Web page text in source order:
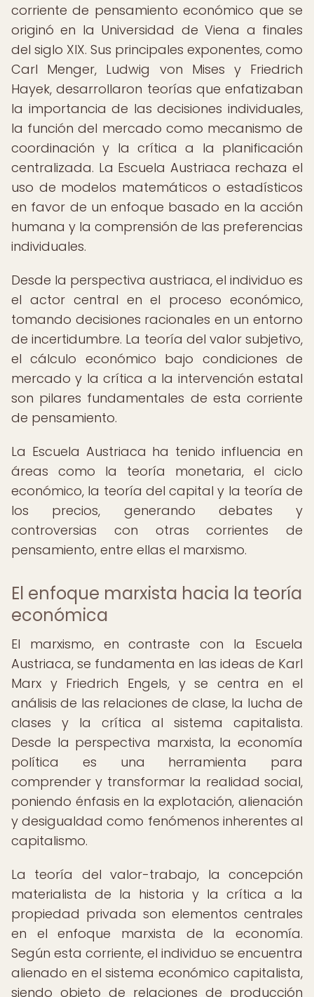
corriente de pensamiento económico que se
originó en la Universidad de Viena a finales
del siglo XIX. Sus principales exponentes, como
Carl Menger, Ludwig von Mises y Friedrich
Hayek, desarrollaron teorías que enfatizaban
la importancia de las decisiones individuales,
la función del mercado como mecanismo de
coordinación y la crítica a la planificación
centralizada. La Escuela Austriaca rechaza el
uso de modelos matemáticos o estadísticos
en favor de un enfoque basado en la acción
humana y la comprensión de las preferencias
individuales.
Desde la perspectiva austriaca, el individuo es
el actor central en el proceso económico,
tomando decisiones racionales en un entorno
de incertidumbre. La teoría del valor subjetivo,
el cálculo económico bajo condiciones de
mercado y la crítica a la intervención estatal
son pilares fundamentales de esta corriente
de pensamiento.
La Escuela Austriaca ha tenido influencia en
áreas como la teoría monetaria, el ciclo
económico, la teoría del capital y la teoría de
los precios, generando debates y
controversias con otras corrientes de
pensamiento, entre ellas el marxismo.
El enfoque marxista hacia la teoría
económica
El marxismo, en contraste con la Escuela
Austriaca, se fundamenta en las ideas de Karl
Marx y Friedrich Engels, y se centra en el
análisis de las relaciones de clase, la lucha de
clases y la crítica al sistema capitalista.
Desde la perspectiva marxista, la economía
política es una herramienta para
comprender y transformar la realidad social,
poniendo énfasis en la explotación, alienación
y desigualdad como fenómenos inherentes al
capitalismo.
La teoría del valor-trabajo, la concepción
materialista de la historia y la crítica a la
propiedad privada son elementos centrales
en el enfoque marxista de la economía.
Según esta corriente, el individuo se encuentra
alienado en el sistema económico capitalista,
siendo objeto de relaciones de producción